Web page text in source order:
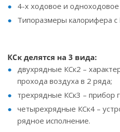
4-х ходовое и одноходовое
Типоразмеры калорифера
КСк делятся на 3 вида:
двухрядные КСк2 –
прохода воздуха в 2 ряда;
трехрядные КСк3 – прибор
четырехрядные КСк4 –
рядное исполнение.